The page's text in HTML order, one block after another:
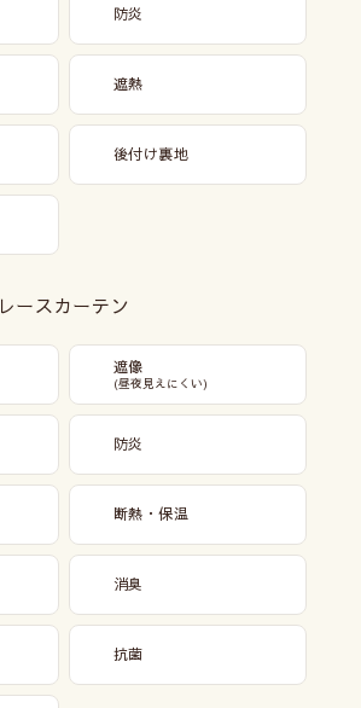
防炎
遮熱
後付け裏地
レースカーテン
遮像
(昼夜見えにくい)
防炎
断熱・保温
消臭
抗菌